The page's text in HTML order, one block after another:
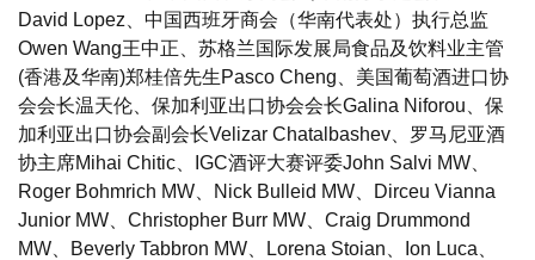
David Lopez、中国西班牙商会（华南代表处）执行总监
Owen Wang王中正、苏格兰国际发展局食品及饮料业主管
(香港及华南)郑桂倍先生Pasco Cheng、美国葡萄酒进口协
会会长温天伦、保加利亚出口协会会长Galina Niforou、保
加利亚出口协会副会长Velizar Chatalbashev、罗马尼亚酒
协主席Mihai Chitic、IGC酒评大赛评委John Salvi MW、
Roger Bohmrich MW、Nick Bulleid MW、Dirceu Vianna
Junior MW、Christopher Burr MW、Craig Drummond
MW、Beverly Tabbron MW、Lorena Stoian、Ion Luca、